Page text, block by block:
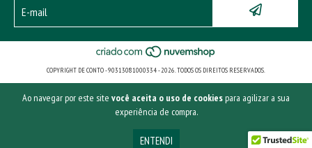
Ao navegar por este site você aceita o uso de cookiespara agilizar a sua
experiência de compra.
ENTENDI
COPYRIGHT DE CONTO - 90313081000334 - 2026. TODOS OS DIREITOS RESERVADOS.